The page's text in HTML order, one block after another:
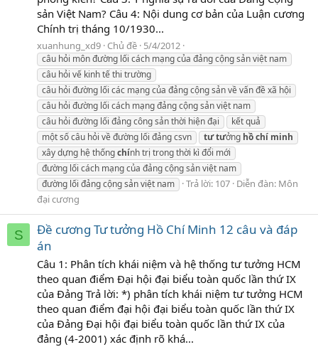
sản Việt Nam? Câu 4: Nội dung cơ bản của Luận cương
Chính trị tháng 10/1930...
xuanhung_xd9 Chủ đề 5/4/2012
câu hỏi môn đường lối cách mạng của đảng cộng sản việt nam
câu hỏi vế kinh tế thi trường
câu hỏi đường lối các mạng của đảng cộng sản về vấn đề xã hội
câu hỏi đường lối cách mạng đảng cộng sản việt nam
câu hỏi đường lối đảng công sản thời hiện đại
kết quả
một số câu hỏi về đường lối đảng csvn
tưtưởng hồchí minh
xây dựng hệ thốngchính trị trong thời kì đổi mới
đường lối cách mạng của đảng cộng sản việt nam
đường lối đảng cộng sản việt nam
Trả lời: 107 Diễn đàn: Môn
đại cương
S
Đề cương Tư tưởng Hồ Chí Minh 12 câu và đáp
án
Câu 1: Phân tích khái niệm và hệ thống tư tưởng HCM
theo quan điểm Đại hội đại biểu toàn quốc lần thứ IX
của Đảng Trả lời: *) phân tích khái niệm tư tưởng HCM
theo quan điểm đại hội đại biểu toàn quốc lần thứ IX
của Đảng Đại hội đại biểu toàn quốc lần thứ IX của
đảng (4-2001) xác định rõ khá...